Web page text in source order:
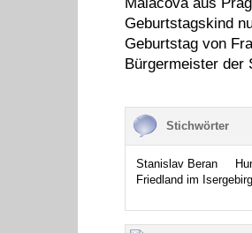
Geburtstagskind
Geburtstag von
Bürgermeister der
Stichwörter
Stanislav Beran
Friedland im